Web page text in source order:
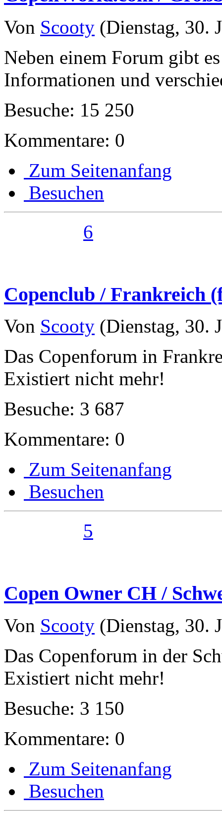
Von Scooty (Dienstag, 30.
Neben einem Forum gibt
Informationen und
Besuche: 15 250
Kommentare: 0
Zum Seitenanfang
Besuchen
6
Copenclub / Frankreich
Von Scooty (Dienstag, 30.
Das Copenforum in
Existiert nicht mehr!
Besuche: 3 687
Kommentare: 0
Zum Seitenanfang
Besuchen
5
Copen Owner CH /
Von Scooty (Dienstag, 30.
Das Copenforum in der
Existiert nicht mehr!
Besuche: 3 150
Kommentare: 0
Zum Seitenanfang
Besuchen